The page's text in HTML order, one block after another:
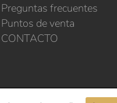
Preguntas frecuentes
Puntos de venta
CONTACTO